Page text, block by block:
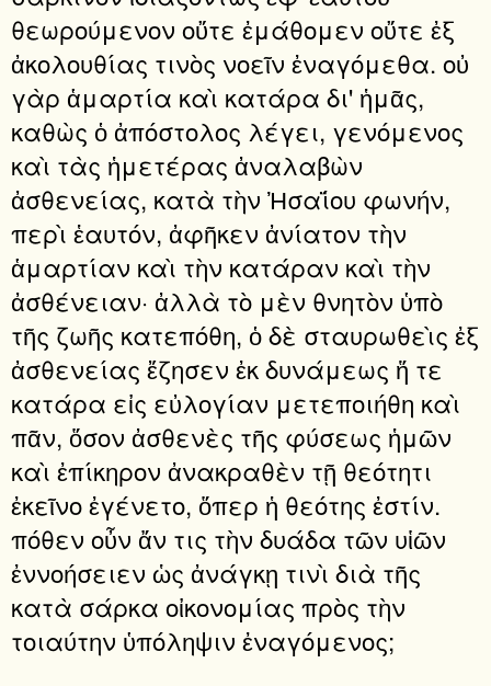
θεωρούμενον οὔτε ἐμάθομεν οὔτε ἐξ
ἀκολουθίας τινὸς νοεῖν ἐναγόμεθα. οὐ
γὰρ ἁμαρτία καὶ κατάρα δι' ἡμᾶς,
καθὼς ὁ ἀπόστολος λέγει, γενόμενος
καὶ τὰς ἡμετέρας ἀναλαβὼν
ἀσθενείας, κατὰ τὴν Ἠσαΐου φωνήν,
περὶ ἑαυτόν, ἀφῆκεν ἀνίατον τὴν
ἁμαρτίαν καὶ τὴν κατάραν καὶ τὴν
ἀσθένειαν· ἀλλὰ τὸ μὲν θνητὸν ὑπὸ
τῆς ζωῆς κατεπόθη, ὁ δὲ σταυρωθεὶς ἐξ
ἀσθενείας ἔζησεν ἐκ δυνάμεως ἥ τε
κατάρα εἰς εὐλογίαν μετεποιήθη καὶ
πᾶν, ὅσον ἀσθενὲς τῆς φύσεως ἡμῶν
καὶ ἐπίκηρον ἀνακραθὲν τῇ θεότητι
ἐκεῖνο ἐγένετο, ὅπερ ἡ θεότης ἐστίν.
πόθεν οὖν ἄν τις τὴν δυάδα τῶν υἱῶν
ἐννοήσειεν ὡς ἀνάγκῃ τινὶ διὰ τῆς
κατὰ σάρκα οἰκονομίας πρὸς τὴν
τοιαύτην ὑπόληψιν ἐναγόμενος;